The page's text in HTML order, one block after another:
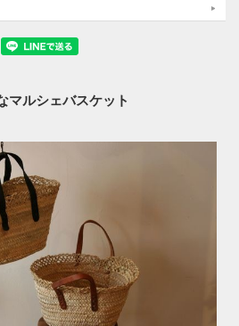
マルシェバスケット